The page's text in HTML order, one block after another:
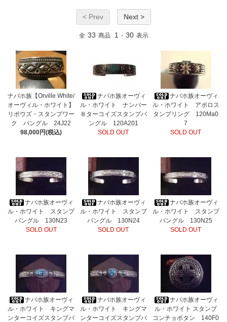
< Prev Next >
全 33 商品 1 - 30 表示
ナバホ族【Orville White/
オーヴィル・ホワイト】
リポウズ・スタンプワー
ク バングル 24J22
98,000円(税込)
ナバホ族オーヴィ
ル・ホワイト ナンバー
８ターコイズスタンプバ
ングル 120A201
SOLD OUT
ナバホ族オーヴィ
ル・ホワイト アポロス
タンプリング 120Ma0
7
SOLD OUT
ナバホ族オーヴィ
ル・ホワイト スタンプ
バングル 130N23
SOLD OUT
ナバホ族オーヴィ
ル・ホワイト スタンプ
バングル 130N24
SOLD OUT
ナバホ族オーヴィ
ル・ホワイト スタンプ
バングル 130N25
SOLD OUT
ナバホ族オーヴィ
ル・ホワイト キングマ
ンターコイズスタンプバ
ナバホ族オーヴィ
ル・ホワイト キングマ
ンターコイズスタンプバ
ナバホ族オーヴィ
ル・ホワイト スタンプ
コンチョボタン 140F0